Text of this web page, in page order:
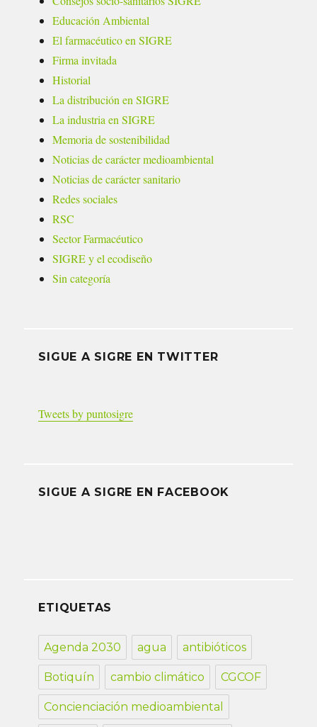
Educación Ambiental
El farmacéutico en SIGRE
Firma invitada
Historial
La distribución en SIGRE
La industria en SIGRE
Memoria de sostenibilidad
Noticias de carácter medioambiental
Noticias de carácter sanitario
Redes sociales
RSC
Sector Farmacéutico
SIGRE y el ecodiseño
Sin categoría
SIGUE A SIGRE EN TWITTER
Tweets by puntosigre
SIGUE A SIGRE EN FACEBOOK
ETIQUETAS
Agenda 2030 agua antibióticos
Botiquín cambio climático CGCOF
Concienciación medioambiental